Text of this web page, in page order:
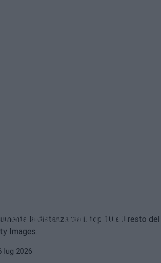
e il resto del circuito
lug 2026